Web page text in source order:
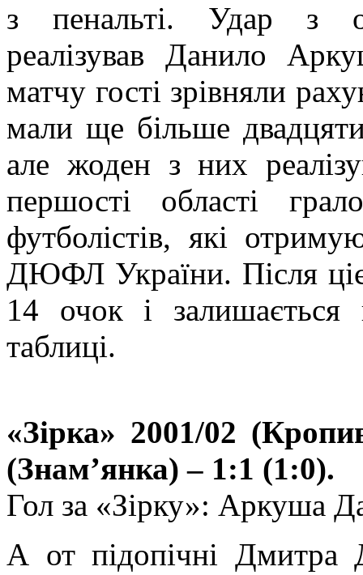
з пенальті. Удар з
реалізував Данило
матчу гості зрівняли
мали ще більше
але жоден з них
першості області
футболістів, які
ДЮФЛ України. Після
14 очок і залишається
таблиці.
«Зірка» 2001/02
(Знам’янка) – 1:1 (1:0).
Гол за «Зірку»: Аркуша
А от підопічні Дмитра